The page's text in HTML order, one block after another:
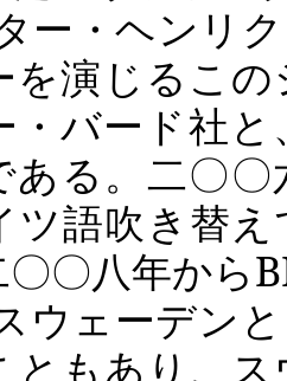
ー・ヘンリ
を演じるこ
・バード社
ある。二〇
ツ語吹き替
〇八年から
ウェーデン
ともあり、